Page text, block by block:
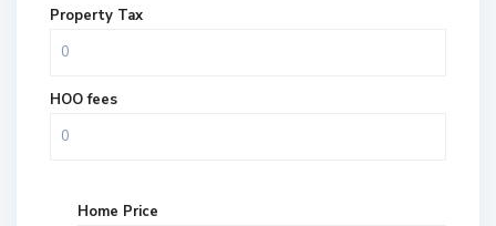
Property Tax
HOO fees
Home Price